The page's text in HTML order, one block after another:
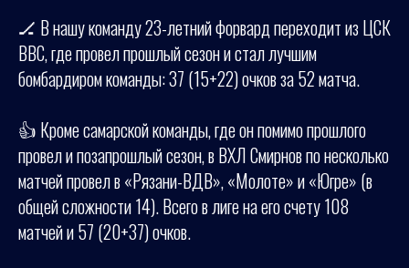
🏒 В нашу команду 23-летний форвард переходит из ЦСК
ВВС, где провел прошлый сезон и стал лучшим
бомбардиром команды: 37 (15+22) очков за 52 матча.
👍 Кроме самарской команды, где он помимо прошлого
провел и позапрошлый сезон, в ВХЛ Смирнов по несколько
матчей провел в «Рязани-ВДВ», «Молоте» и «Югре» (в
общей сложности 14). Всего в лиге на его счету 108
матчей и 57 (20+37) очков.